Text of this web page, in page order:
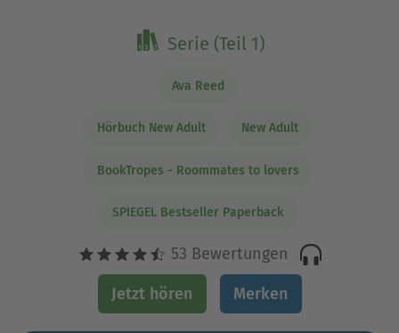
Serie (Teil 1)
Ava Reed
Hörbuch New Adult New Adult
BookTropes - Roommates to lovers
SPIEGEL Bestseller Paperback
53 Bewertungen
Jetzt hören Merken